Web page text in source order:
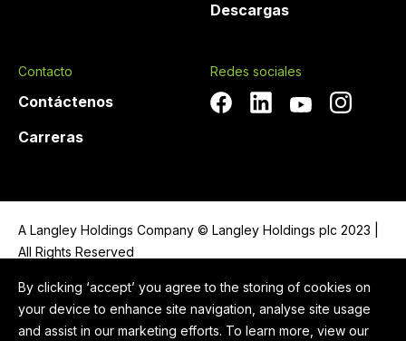
By clicking ‘accept’ you agree to the storing of cookies on
your device to enhance site navigation, analyse site usage
and assist in our marketing efforts. To learn more, view our
Descargas
Contacto
Contáctenos
Carreras
Redes sociales
A Langley Holdings Company © Langley Holdings plc 2023 |
All Rights Reserved
Política de privacidad
Legal Notice